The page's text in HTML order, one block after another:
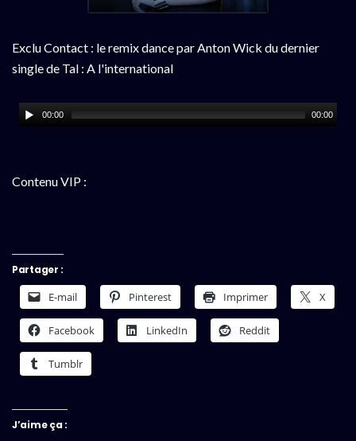
Exclu Contact : le remix dance par Anton Wick du dernier
single de Tal : A l'international
00:00 00:00
Contenu VIP :
Partager :
E-mail Pinterest Imprimer X
Facebook LinkedIn Reddit
Tumblr
J’aime ça :